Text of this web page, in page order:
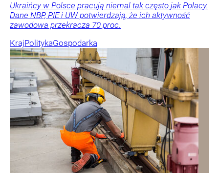
Ukraińcy w Polsce pracują niemal tak często jak Polacy.
Dane NBP, PIE i UW potwierdzają, że ich aktywność
zawodowa przekracza 70 proc.
KrajPolitykaGospodarka